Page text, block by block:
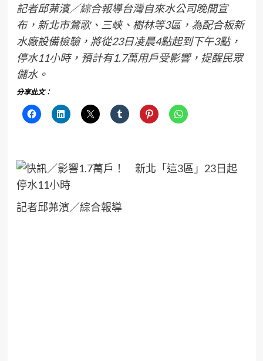
記者邱茀濱／綜合報導台灣自來水公司晚間宣
布，新北市鶯歌、三峽、樹林等3區，為配合板新
水廠設備檢驗，將從23日凌晨4點起到下午3點，
停水11小時，預計有1.7萬用戶受影響，提醒民眾
儲水。
分享此文：
記者邱茀濱／綜合報導